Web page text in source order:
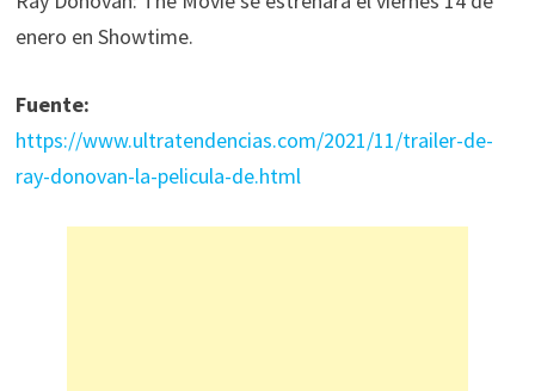
enero en Showtime.
Fuente:
https://www.ultratendencias.com/2021/11/trailer-de-
ray-donovan-la-pelicula-de.html